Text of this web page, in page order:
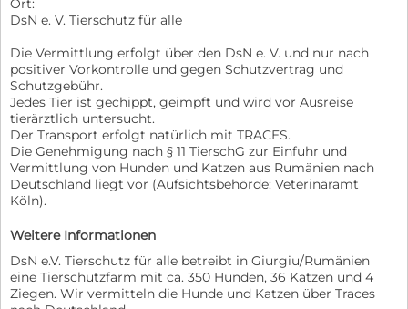
DsN e. V. Tierschutz für alle
Die Vermittlung erfolgt über den DsN e. V. und nur nach
positiver Vorkontrolle und gegen Schutzvertrag und
Schutzgebühr.
Jedes Tier ist gechippt, geimpft und wird vor Ausreise
tierärztlich untersucht.
Der Transport erfolgt natürlich mit TRACES.
Die Genehmigung nach § 11 TierschG zur Einfuhr und
Vermittlung von Hunden und Katzen aus Rumänien nach
Deutschland liegt vor (Aufsichtsbehörde: Veterinäramt
Köln).
Weitere Informationen
DsN e.V. Tierschutz für alle betreibt in Giurgiu/Rumänien
eine Tierschutzfarm mit ca. 350 Hunden, 36 Katzen und 4
Ziegen. Wir vermitteln die Hunde und Katzen über Traces